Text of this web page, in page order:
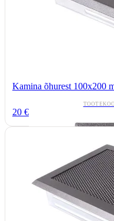
Kamina õhurest 100x200
20 €